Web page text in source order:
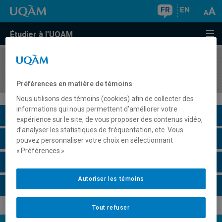
FR EN
Étudier à l'UQAM
COURS//
Description du cours
Horaire - Été 2026
Préférences en matière de témoins
Nous utilisons des témoins (cookies) afin de collecter des
informations qui nous permettent d’améliorer votre
expérience sur le site, de vous proposer des contenus vidéo,
d’analyser les statistiques de fréquentation, etc. Vous
pouvez personnaliser votre choix en sélectionnant
« Préférences ».
Tout refuser
Autoriser les témoins